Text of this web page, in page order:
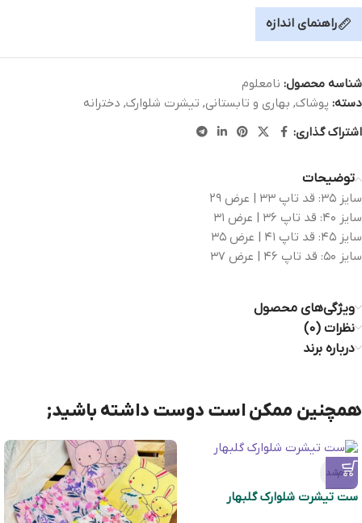
راهنمای اندازه
شناسه محصول: نامعلوم
دسته: پوشاک, بهاری و تابستانی, تیشرت شلوارک, دخترانه
اشتراک گذاری:
توضیحات
سایز ۳۵: قد تاپ ۳۳ | عرض ۲۹
سایز ۴۰: قد تاپ ۳۶ | عرض ۳۱
سایز ۴۵: قد تاپ ۴۱ | عرض ۳۵
سایز ۵۰: قد تاپ ۴۶ | عرض ۳۷
ویژگی‌های محصول
نظرات (0)
درباره برند
همچنین ممکن است دوست داشته باشید;
تمام‌شد
ست تیشرت شلوارک گلبهار